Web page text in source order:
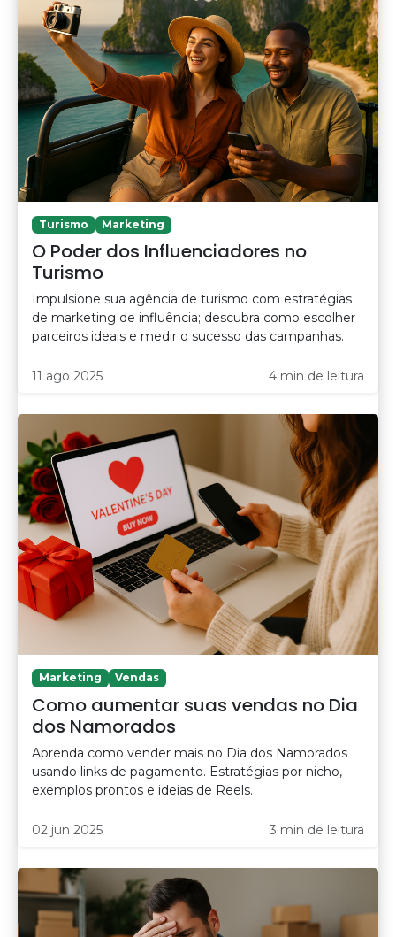
Turismo Marketing
O Poder dos Influenciadores no
Turismo
Impulsione sua agência de turismo com estratégias
de marketing de influência; descubra como escolher
parceiros ideais e medir o sucesso das campanhas.
11 ago 2025 4 min de leitura
Marketing Vendas
Como aumentar suas vendas no Dia
dos Namorados
Aprenda como vender mais no Dia dos Namorados
usando links de pagamento. Estratégias por nicho,
exemplos prontos e ideias de Reels.
02 jun 2025 3 min de leitura